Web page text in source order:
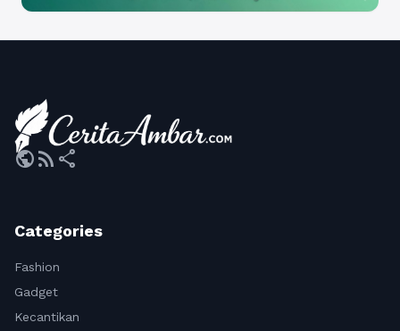
publicrss_feed share
Categories
Fashion
Gadget
Kecantikan